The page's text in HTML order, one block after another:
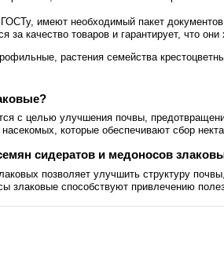
имеют необходимый пакет
за качество товаров и гарантирует, что
растения семейства
с целью улучшения почвы,
которые обеспечивают сбор
сидератов и медоносов
позволяет улучшить структуру
злаковые способствуют привлечению